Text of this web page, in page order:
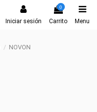
Iniciar sesión
0
Carrito Menu
NOVON